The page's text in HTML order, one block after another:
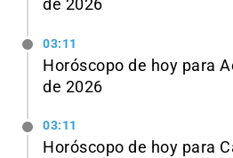
de 2026
03:11
Horóscopo de hoy para
de 2026
03:11
Horóscopo de hoy para